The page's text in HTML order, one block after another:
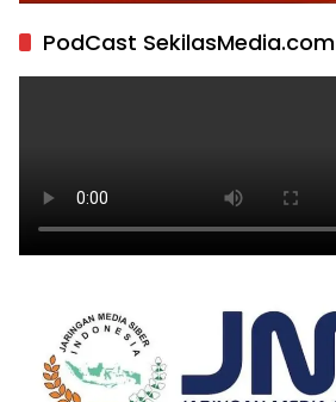
PodCast SekilasMedia.com